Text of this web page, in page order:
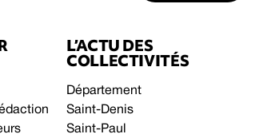
L’ACTU DES
COLLECTIVITÉS
Département
Saint-Denis
Saint-Paul